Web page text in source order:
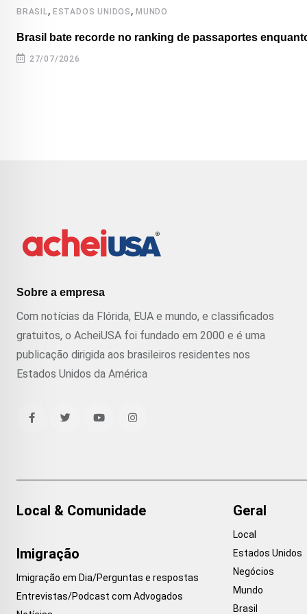
BRASIL, ESTADOS UNIDOS ,MUNDO
Brasil bate recorde no ranking de passaportes
27/07/2026
Sobre a empresa
Com notícias da Flórida, EUA e mundo, e classificados
gratuitos, o AcheiUSA foi fundado em 2000 e é uma
publicação dirigida aos brasileiros residentes nos
Estados Unidos da América
Local & Comunidade
Imigração
Imigração em Dia/Perguntas e respostas
Entrevistas/Podcast com Advogados
Geral
Local
Estados Unidos
Negócios
Mundo
Brasil